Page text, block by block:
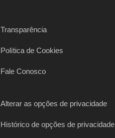
Transparência
Política de Cookies
Fale Conosco
Alterar as opções de privacidade
Histórico de opções de privacidade